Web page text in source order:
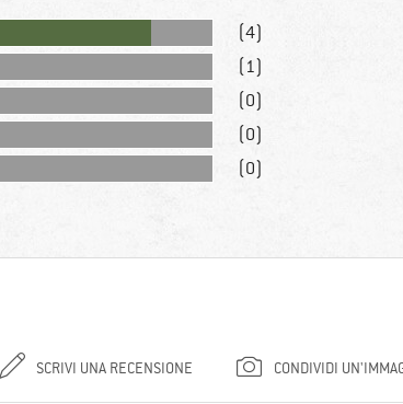
(4)
(1)
(0)
(0)
(0)
SCRIVI UNA RECENSIONE CONDIVIDI